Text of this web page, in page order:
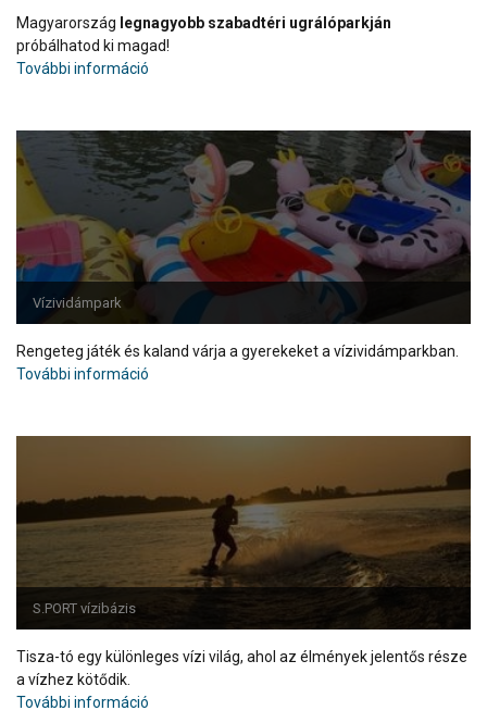
Magyarország legnagyobb szabadtéri ugrálóparkján
próbálhatod ki magad!
További információ
Vízividámpark
Rengeteg játék és kaland várja a gyerekeket a vízividámparkban.
További információ
S.PORT vízibázis
Tisza-tó egy különleges vízi világ, ahol az élmények jelentős része
a vízhez kötődik.
További információ